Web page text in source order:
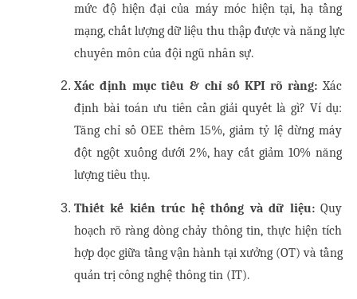
mức độ hiện đại của máy móc hiện tại, hạ tầng
mạng, chất lượng dữ liệu thu thập được và năng lực
chuyên môn của đội ngũ nhân sự.
Xác định mục tiêu & chỉ số KPI rõ ràng: Xác
định bài toán ưu tiên cần giải quyết là gì? Ví dụ:
Tăng chỉ số OEE thêm 15%, giảm tỷ lệ dừng máy
đột ngột xuống dưới 2%, hay cắt giảm 10% năng
lượng tiêu thụ.
Thiết kế kiến trúc hệ thống và dữ liệu: Quy
hoạch rõ ràng dòng chảy thông tin, thực hiện tích
hợp dọc giữa tầng vận hành tại xưởng (OT) và tầng
quản trị công nghệ thông tin (IT).